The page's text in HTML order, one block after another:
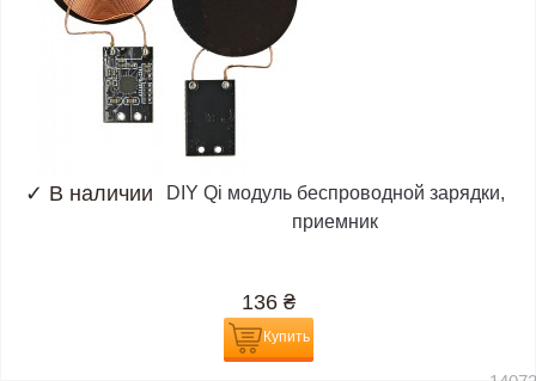
✓ В наличии
DIY Qi модуль беспроводной зарядки,
приемник
136 ₴
Купить